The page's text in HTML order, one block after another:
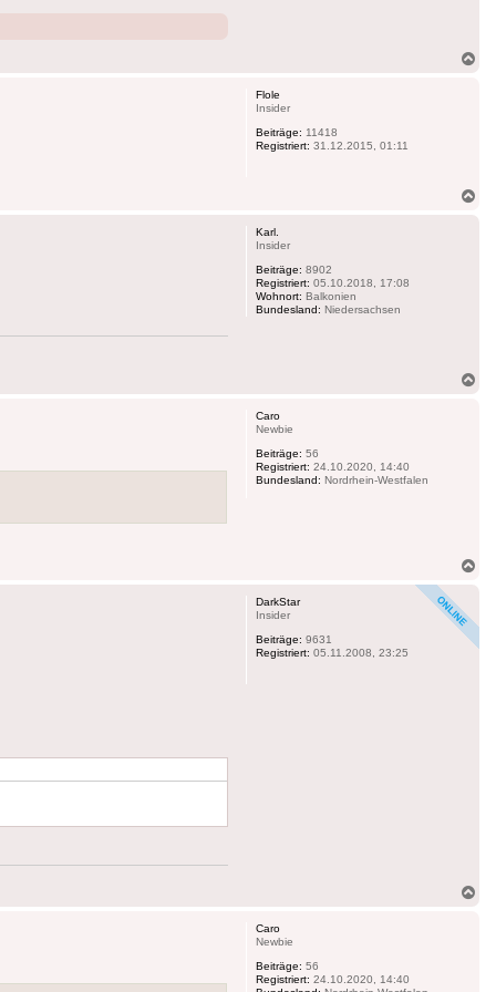
Flole
Insider
Beiträge: 11418
Registriert: 31.12.2015, 01:11
Karl.
Insider
Beiträge: 8902
Registriert: 05.10.2018, 17:08
Wohnort: Balkonien
Bundesland: Niedersachsen
Caro
Newbie
Beiträge: 56
Registriert: 24.10.2020, 14:40
Bundesland: Nordrhein-Westfalen
DarkStar
Insider
Beiträge: 9631
Registriert: 05.11.2008, 23:25
Caro
Newbie
Beiträge: 56
Registriert: 24.10.2020, 14:40